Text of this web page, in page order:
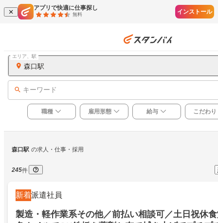
アプリで快適に仕事探し
無料 インストール
森口駅
エリア、駅
キーワード
職種 雇用形態 給与 こだわり
森口駅 の求人・仕事・採用
245件
新着派遣社員
製造・軽作業系その他／前払い相談可／土日祝休